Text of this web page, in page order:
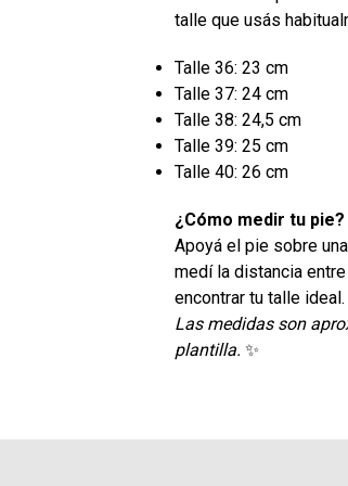
talle que usás
Talle 36: 23 cm
Talle 37: 24 cm
Talle 38: 24,5 cm
Talle 39: 25 cm
Talle 40: 26 cm
¿Cómo medir tu pie?
Apoyá el pie sobre
medí la distancia
encontrar tu talle ideal.
Las medidas son
plantilla. ✨